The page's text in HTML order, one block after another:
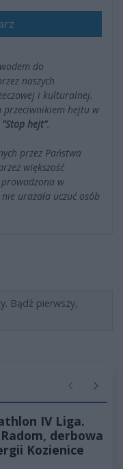
do
naszych
i kulturalnej.
przeciwnikiem hejtu w
"Stop hejt".
przez Państwa
większość
prowadzona w
urażała uczuć osób
Bądź pierwszy,
Poprzednie
IV Liga.
derbowa
Kozienice